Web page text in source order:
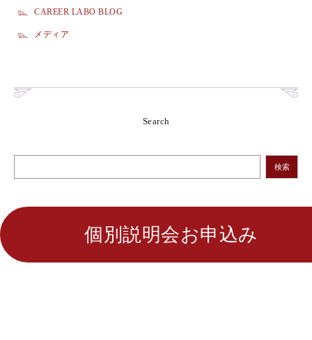
CAREER LABO BLOG
メディア
Search
検索
個別説明会お申込み